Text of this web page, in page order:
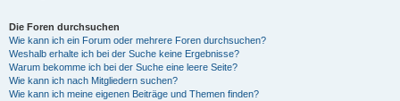
Die Foren durchsuchen
Wie kann ich ein Forum oder mehrere Foren durchsuchen?
Weshalb erhalte ich bei der Suche keine Ergebnisse?
Warum bekomme ich bei der Suche eine leere Seite?
Wie kann ich nach Mitgliedern suchen?
Wie kann ich meine eigenen Beiträge und Themen finden?